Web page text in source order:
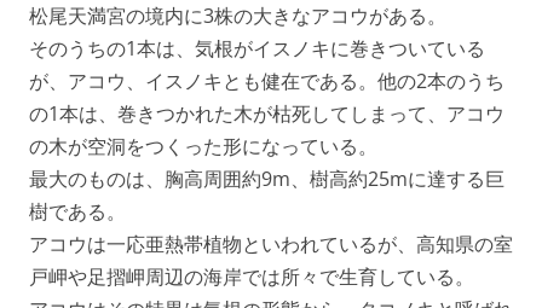
松尾天満宮の境内に3株の大きなアコウがある。
そのうちの1本は、気根がイスノキに巻きついている
が、アコウ、イスノキとも健在である。他の2本のうち
の1本は、巻きつかれた木が枯死してしまって、アコウ
の木が空洞をつくった形になっている。
最大のものは、胸高周囲約9m、樹高約25mに達する巨
樹である。
アコウは一応亜熱帯植物といわれているが、高知県の室
戸岬や足摺岬周辺の海岸では所々で生育している。